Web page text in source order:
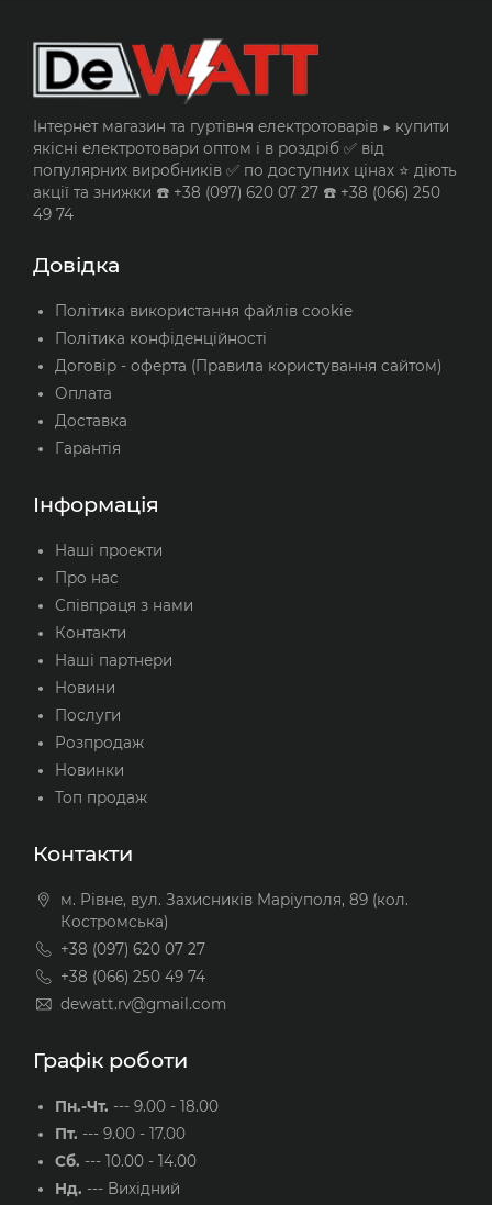
Інтернет магазин та гуртівня електротоварів ▶️ купити
якісні електротовари оптом і в роздріб ✅ від
популярних виробників ✅ по доступних цінах ⭐ діють
акції та знижки ☎️ +38 (097) 620 07 27 ☎️ +38 (066) 250
49 74
Довідка
Політика використання файлів cookie
Політика конфіденційності
Договір - оферта (Правила користування сайтом)
Оплата
Доставка
Гарантія
Інформація
Наші проекти
Про нас
Співпраця з нами
Контакти
Наші партнери
Новини
Послуги
Розпродаж
Новинки
Топ продаж
Контакти
м. Рівне, вул. Захисників Маріуполя, 89 (кол.
Костромська)
+38 (097) 620 07 27
+38 (066) 250 49 74
dewatt.rv@gmail.com
Графік роботи
Пн.-Чт. --- 9.00 - 18.00
Пт. --- 9.00 - 17.00
Сб. --- 10.00 - 14.00
Нд. --- Вихідний